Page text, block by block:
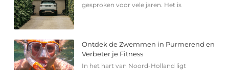
gesproken voor vele jaren. Het is
Ontdek de Zwemmen in Purmerend en
Verbeter je Fitness
In het hart van Noord-Holland ligt